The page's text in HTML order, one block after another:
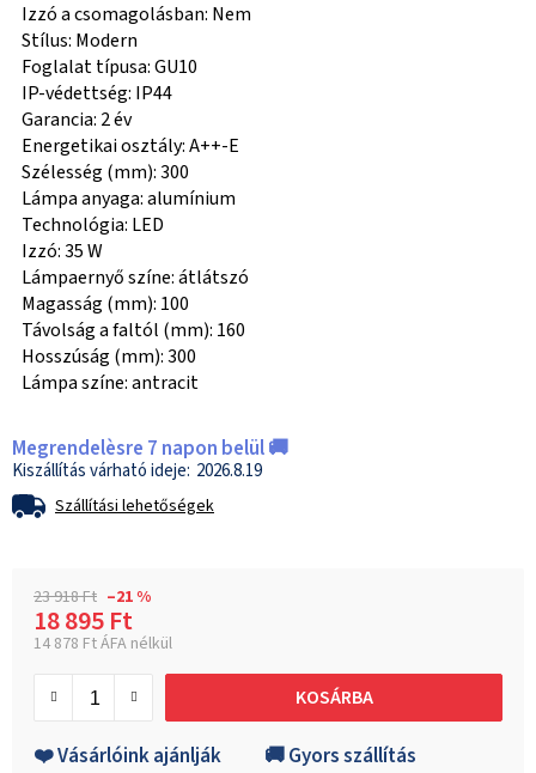
Izzó a csomagolásban: Nem
Stílus: Modern
Foglalat típusa: GU10
IP-védettség: IP44
Garancia: 2 év
Energetikai osztály: A++-E
Szélesség (mm): 300
Lámpa anyaga: alumínium
Technológia: LED
Izzó: 35 W
Lámpaernyő színe: átlátszó
Magasság (mm): 100
Távolság a faltól (mm): 160
Hosszúság (mm): 300
Lámpa színe: antracit
Megrendelèsre 7 napon belül 🚚
2026.8.19
Szállítási lehetőségek
23 918 Ft –21 %
18 895 Ft
14 878 Ft ÁFA nélkül
KOSÁRBA
❤️ Vásárlóink ajánlják
🚚 Gyors szállítás